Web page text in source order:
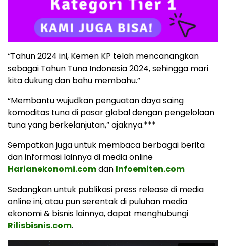
“Tahun 2024 ini, Kemen KP telah mencanangkan
sebagai Tahun Tuna Indonesia 2024, sehingga mari
kita dukung dan bahu membahu.”
“Membantu wujudkan penguatan daya saing
komoditas tuna di pasar global dengan pengelolaan
tuna yang berkelanjutan,” ajaknya.***
Sempatkan juga untuk membaca berbagai berita
dan informasi lainnya di media online
Harianekonomi.comdan Infoemiten.com
Sedangkan untuk publikasi press release di media
online ini, atau pun serentak di puluhan media
ekonomi & bisnis lainnya, dapat menghubungi
Rilisbisnis.com.